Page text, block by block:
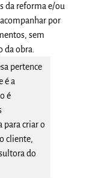
da reforma e/ou
por
sem
da obra.
pertence
é a
é
para criar o
cliente,
do